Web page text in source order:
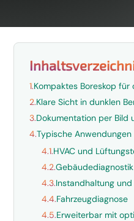
1.Kompaktes Boreskop
2.Klare Sicht in dunklen
3.Dokumentation per Bild
4.Typische Anwendungen
4.1.HVAC und
4.2.Gebäudediagnostik
4.3.Instandhaltung
4.4.Fahrzeugdiagnose
4.5.Erweiterbar mit